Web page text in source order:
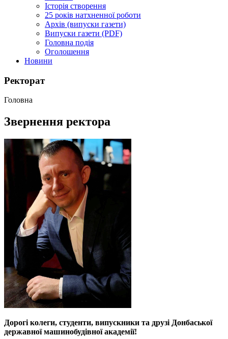
Історія створення
25 років натхненної роботи
Архів (випуски газети)
Випуски газети (PDF)
Головна подія
Оголошення
Новини
Ректорат
Головна
Звернення ректора
Дорогі колеги, студенти, випускники та друзі Донбаської
державної машинобудівної академії!